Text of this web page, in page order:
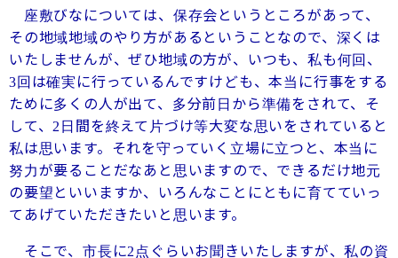
座敷びなについては、保存会というところがあって、
その地域地域のやり方があるということなので、深くは
いたしませんが、ぜひ地域の方が、いつも、私も何回、
3回は確実に行っているんですけども、本当に行事をする
ために多くの人が出て、多分前日から準備をされて、そ
して、2 日間を終えて片づけ等大変な思いをされていると
私は思います。それを守っていく立場に立つと、本当に
努力が要ることだなあと思いますので、できるだけ地元
の要望といいますか、いろんなことにともに育てていっ
てあげていただきたいと思います。
そこで、市長に2 点ぐらいお聞きいたしますが、私の資